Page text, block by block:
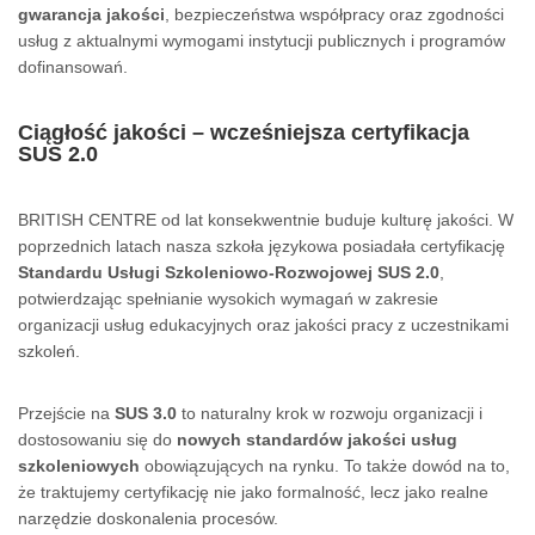
gwarancja jakości , bezpieczeństwa współpracy oraz zgodności
usług z aktualnymi wymogami instytucji publicznych i programów
dofinansowań.
Ciągłość jakości – wcześniejsza certyfikacja
SUS 2.0
BRITISH CENTRE od lat konsekwentnie buduje kulturę jakości. W
poprzednich latach nasza szkoła językowa posiadała certyfikację
Standardu Usługi Szkoleniowo-Rozwojowej SUS 2.0
potwierdzając spełnianie wysokich wymagań w zakresie
organizacji usług edukacyjnych oraz jakości pracy z uczestnikami
szkoleń.
Przejście na SUS 3.0 to naturalny krok w rozwoju organizacji i
dostosowaniu się do nowych standardów jakości usług
szkoleniowych obowiązujących na rynku. To także dowód na to,
że traktujemy certyfikację nie jako formalność, lecz jako realne
narzędzie doskonalenia procesów.